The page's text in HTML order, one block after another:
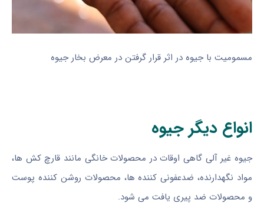
مسمومیت با جیوه در اثر قرار گرفتن در معرض بخار جیوه
انواع دیگر جیوه
جیوه غیر آلی گاهی اوقات در محصولات خانگی مانند قارچ کش ها،
مواد نگهدارنده، ضدعفونی کننده ها، محصولات روشن کننده پوست
و محصولات ضد پیری یافت می شود.